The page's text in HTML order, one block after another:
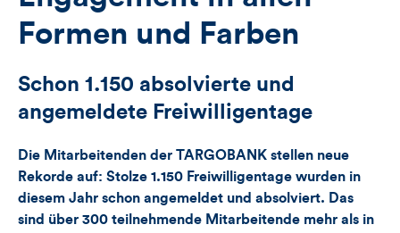
Views,
und
dieses
Artikels
Formen und Farben
Schon 1.150 absolvierte und
angemeldete Freiwilligentage
Die Mitarbeitenden der TARGOBANK stellen neue
Rekorde auf: Stolze 1.150 Freiwilligentage wurden in
diesem Jahr schon angemeldet und absolviert. Das
sind über 300 teilnehmende Mitarbeitende mehr als in